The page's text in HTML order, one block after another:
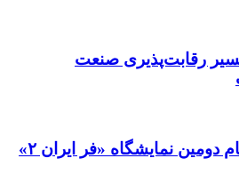
رقابت‌پذیری صنعت
تمدید مهلت ثبت‌نام دومین نمایشگاه «فر ایران ۲»